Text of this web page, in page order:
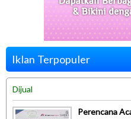
Iklan Terpopuler
Dijual
Perencana